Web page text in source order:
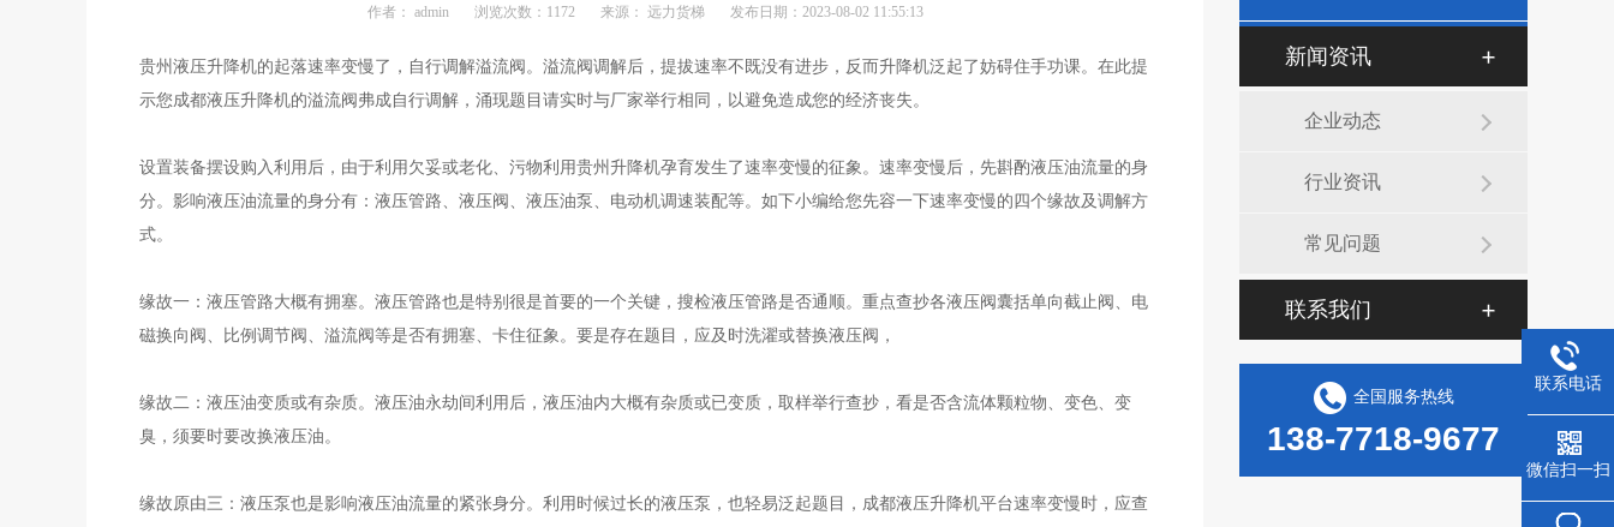
作者： admin 浏览次数：1172 来源： 远力货梯 发布日期：2023-08-02 11:55:13
贵州液压升降机的起落速率变慢了，自行调解溢流阀。溢流阀调解后，提拔速率不既没有进步，反而升降机泛起了妨碍住手功课。在此提
示您成都液压升降机的溢流阀弗成自行调解，涌现题目请实时与厂家举行相同，以避免造成您的经济丧失。
设置装备摆设购入利用后，由于利用欠妥或老化、污物利用贵州升降机孕育发生了速率变慢的征象。速率变慢后，先斟酌液压油流量的身
分。影响液压油流量的身分有：液压管路、液压阀、液压油泵、电动机调速装配等。如下小编给您先容一下速率变慢的四个缘故及调解方
式。
缘故一：液压管路大概有拥塞。液压管路也是特别很是首要的一个关键，搜检液压管路是否通顺。重点查抄各液压阀囊括单向截止阀、电
磁换向阀、比例调节阀、溢流阀等是否有拥塞、卡住征象。要是存在题目，应及时洗濯或替换液压阀，
缘故二：液压油变质或有杂质。液压油永劫间利用后，液压油内大概有杂质或已变质，取样举行查抄，看是否含流体颗粒物、变色、变
臭，须要时要改换液压油。
缘故原由三：液压泵也是影响液压油流量的紧张身分。利用时候过长的液压泵，也轻易泛起题目，成都液压升降机平台速率变慢时，应查
新闻资讯
企业动态
行业资讯
常见问题
联系我们
全国服务热线
138-7718-9677
联系电话
微信扫一扫